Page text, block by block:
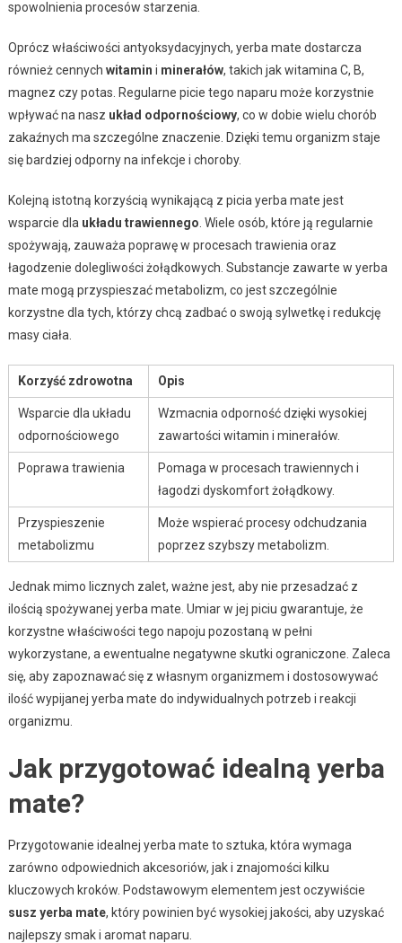
spowolnienia procesów starzenia.
Oprócz właściwości antyoksydacyjnych, yerba mate dostarcza
również cennych witamin i minerałów, takich jak witamina C, B,
magnez czy potas. Regularne picie tego naparu może korzystnie
wpływać na nasz układ odpornościowy, co w dobie wielu chorób
zakaźnych ma szczególne znaczenie. Dzięki temu organizm staje
się bardziej odporny na infekcje i choroby.
Kolejną istotną korzyścią wynikającą z picia yerba mate jest
wsparcie dla układu trawiennego . Wiele osób, które ją regularnie
spożywają, zauważa poprawę w procesach trawienia oraz
łagodzenie dolegliwości żołądkowych. Substancje zawarte w yerba
mate mogą przyspieszać metabolizm, co jest szczególnie
korzystne dla tych, którzy chcą zadbać o swoją sylwetkę i redukcję
masy ciała.
Korzyść zdrowotna Opis
Wsparcie dla układu
odpornościowego
Wzmacnia odporność dzięki wysokiej
zawartości witamin i minerałów.
Poprawa trawienia
Pomaga w procesach trawiennych i
łagodzi dyskomfort żołądkowy.
Przyspieszenie
metabolizmu
Może wspierać procesy odchudzania
poprzez szybszy metabolizm.
Jednak mimo licznych zalet, ważne jest, aby nie przesadzać z
ilością spożywanej yerba mate. Umiar w jej piciu gwarantuje, że
korzystne właściwości tego napoju pozostaną w pełni
wykorzystane, a ewentualne negatywne skutki ograniczone. Zaleca
się, aby zapoznawać się z własnym organizmem i dostosowywać
ilość wypijanej yerba mate do indywidualnych potrzeb i reakcji
organizmu.
Jak przygotować idealną yerba
mate?
Przygotowanie idealnej yerba mate to sztuka, która wymaga
zarówno odpowiednich akcesoriów, jak i znajomości kilku
kluczowych kroków. Podstawowym elementem jest oczywiście
susz yerba mate, który powinien być wysokiej jakości, aby uzyskać
najlepszy smak i aromat naparu.